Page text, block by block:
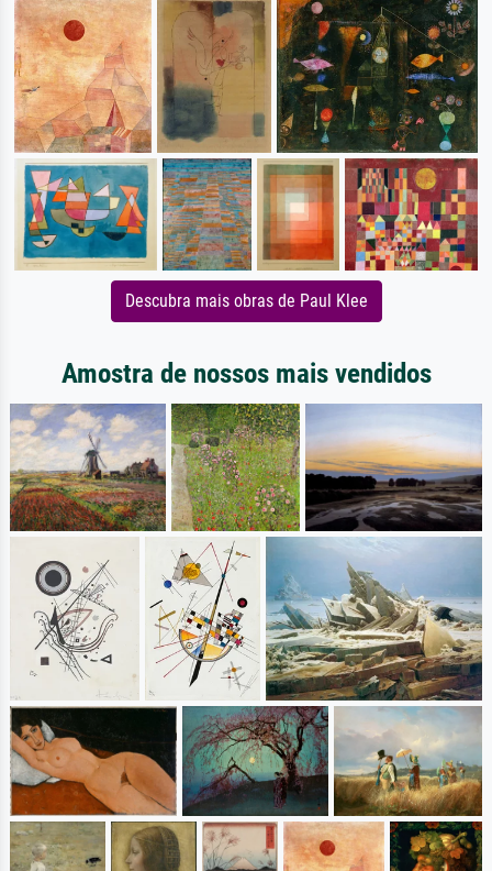
Descubra mais obras de Paul Klee
Amostra de nossos mais vendidos